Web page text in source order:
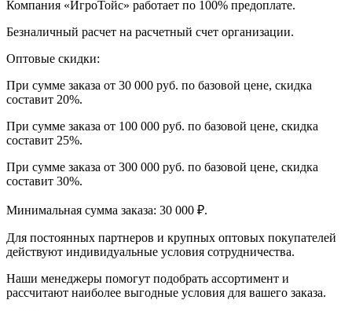
Компания «ИгроТойс» работает по 100% предоплате.
Безналичный расчет на расчетный счет организации.
Оптовые скидки:
При сумме заказа от 30 000 руб. по базовой цене, скидка
составит 20%.
При сумме заказа от 100 000 руб. по базовой цене, скидка
составит 25%.
При сумме заказа от 300 000 руб. по базовой цене, скидка
составит 30%.
Минимальная сумма заказа: 30 000 ₽.
Для постоянных партнеров и крупных оптовых покупателей
действуют индивидуальные условия сотрудничества.
Наши менеджеры помогут подобрать ассортимент и
рассчитают наиболее выгодные условия для вашего заказа.